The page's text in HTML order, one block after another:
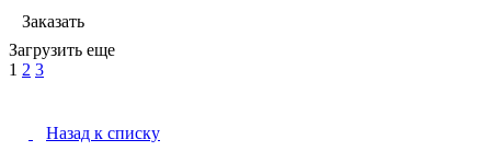
Заказать
Загрузить еще
1 2 3
Назад к списку